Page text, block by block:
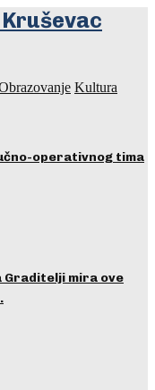
Kultura
operativnog tima
mira ove